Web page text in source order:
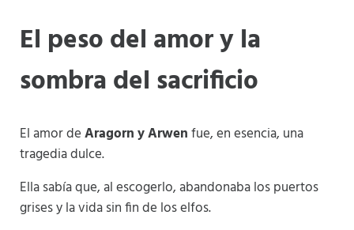
El peso del amor y la
sombra del sacrificio
El amor deAragorn y Arwenfue, en esencia, una
tragedia dulce.
Ella sabía que, al escogerlo, abandonaba los puertos
grises y la vida sin fin de los elfos.